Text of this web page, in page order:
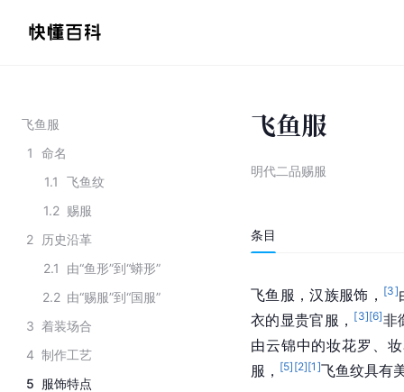
飞鱼服
1
命名
1.1
飞鱼纹
1.2 赐服
2
历史沿革
2.1
由“鱼形”到“蟒形”
2.2 由“赐服”到“国服”
3 着装场合
4 制作工艺
5 服饰特点
飞鱼服
明代二品赐服
条目
飞鱼服，汉族服饰， [3]
衣的显贵官服， [3][6]非
由云锦中的妆花罗
、
服， [5] [2][1 ]飞鱼纹具有